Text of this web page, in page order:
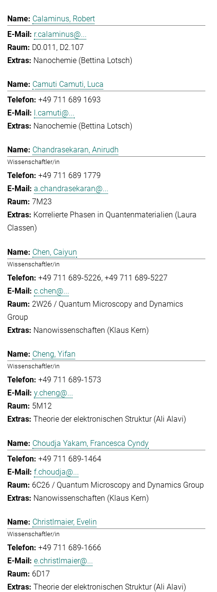
Calaminus, Robert
r.calaminus@...
D0.011, D2.107
Nanochemie (Bettina Lotsch)
Camuti Camuti, Luca
+49 711 689 1693
l.camuti@...
Nanochemie (Bettina Lotsch)
Chandrasekaran, Anirudh
Wissenschaftler/in
+49 711 689 1779
a.chandrasekaran@...
7M23
Korrelierte Phasen in Quantenmaterialien (Laura
Classen)
Chen, Caiyun
Wissenschaftler/in
+49 711 689-5226 +49 711 689-5227
c.chen@...
2W26 / Quantum Microscopy and Dynamics
Group
Nanowissenschaften (Klaus Kern)
Cheng, Yifan
Wissenschaftler/in
+49 711 689-1573
y.cheng@...
5M12
Theorie der elektronischen Struktur (Ali Alavi)
Choudja Yakam, Francesca Cyndy
+49 711 689-1464
f.choudja@...
6C26 / Quantum Microscopy and Dynamics Group
Nanowissenschaften (Klaus Kern)
Christlmaier, Evelin
Wissenschaftler/in
+49 711 689-1666
e.christlmaier@...
6D17
Theorie der elektronischen Struktur (Ali Alavi)